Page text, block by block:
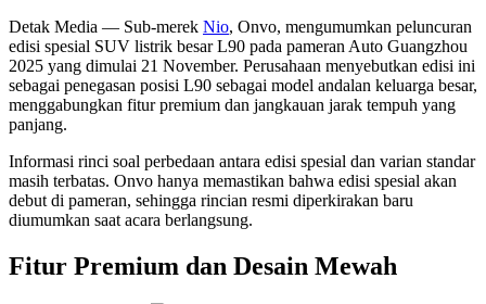
Detak Media — Sub-merek Nio, Onvo, mengumumkan peluncuran
edisi spesial SUV listrik besar L90 pada pameran Auto Guangzhou
2025 yang dimulai 21 November. Perusahaan menyebutkan edisi ini
sebagai penegasan posisi L90 sebagai model andalan keluarga besar,
menggabungkan fitur premium dan jangkauan jarak tempuh yang
panjang.
Informasi rinci soal perbedaan antara edisi spesial dan varian standar
masih terbatas. Onvo hanya memastikan bahwa edisi spesial akan
debut di pameran, sehingga rincian resmi diperkirakan baru
diumumkan saat acara berlangsung.
Fitur Premium dan Desain Mewah